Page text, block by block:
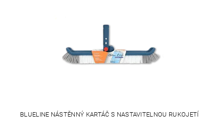
BLUELINE NÁSTĚNNÝ KARTÁČ S NASTAVITELNOU RUKOJETÍ